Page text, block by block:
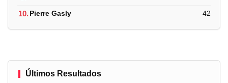
10.Pierre Gasly 42
Últimos Resultados